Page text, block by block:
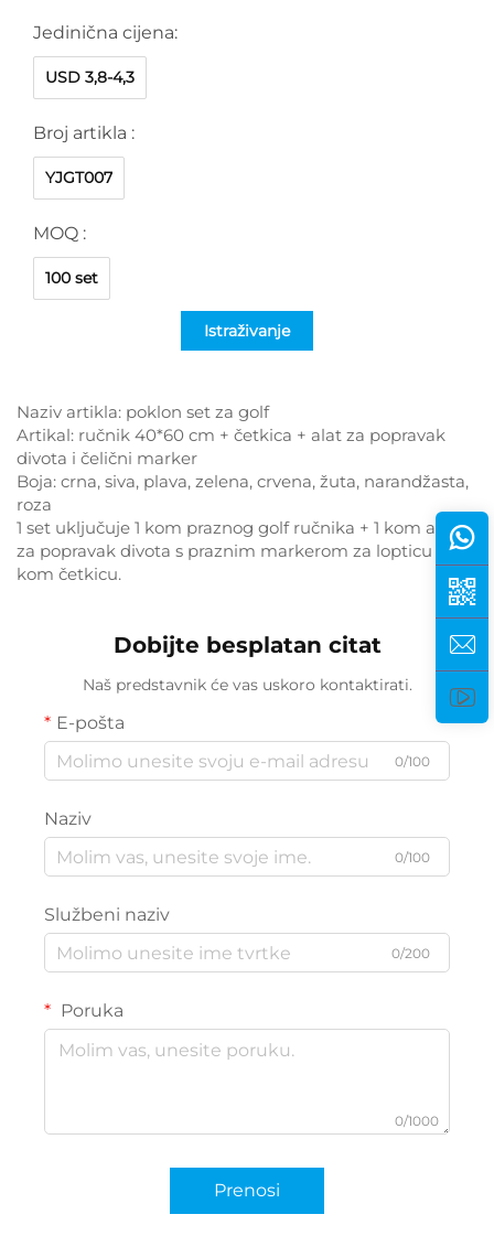
Jedinična cijena:
USD 3,8-4,3
Broj artikla :
YJGT007
MOQ :
100 set
Istraživanje
Naziv artikla: poklon set za golf
Artikal: ručnik 40*60 cm + četkica + alat za popravak
divota i čelični marker
Boja: crna, siva, plava, zelena, crvena, žuta, narandžasta,
roza
1 set uključuje 1 kom praznog golf ručnika + 1 kom alat
za popravak divota s praznim markerom za lopticu + 1
kom četkicu.
Dobijte besplatan citat
Naš predstavnik će vas uskoro kontaktirati.
E-pošta
0/100
Naziv
0/100
Službeni naziv
0/200
Poruka
0/1000
Prenosi